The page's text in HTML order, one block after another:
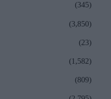
(345)
(3,850)
(23)
(1,582)
(809)